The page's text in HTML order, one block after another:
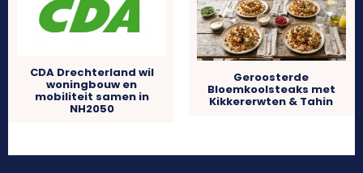
CDA Drechterland wil
woningbouw en
mobiliteit samen in
NH2050
Geroosterde
Bloemkoolsteaks met
Kikkererwten & Tahin